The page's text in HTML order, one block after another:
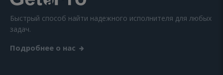
Быстрый способ найти надежного исполнителя для любых
задач.
Подробнее о нас